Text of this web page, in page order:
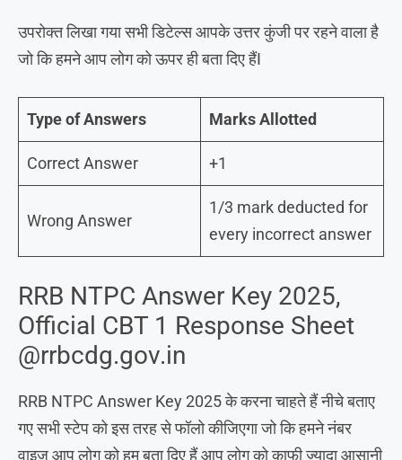
उपरोक्त लिखा गया सभी डिटेल्स आपके उत्तर कुंजी पर रहने वाला है
जो कि हमने आप लोग को ऊपर ही बता दिए हैंI
Type of Answers Marks Allotted
Correct Answer +1
Wrong Answer
1/3 mark deducted for
every incorrect answer
RRB NTPC Answer Key 2025,
Official CBT 1 Response Sheet
@rrbcdg.gov.in
RRB NTPC Answer Key 2025 के करना चाहते हैं नीचे बताए
गए सभी स्टेप को इस तरह से फॉलो कीजिएगा जो कि हमने नंबर
वाइज आप लोग को हम बता दिए हैं आप लोग को काफी ज्यादा आसानी